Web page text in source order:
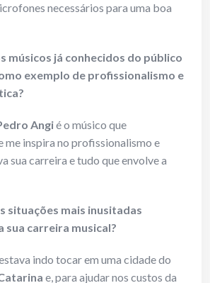
necessários para uma boa
músicos já conhecidos do público
exemplo de profissionalismo e
Angié o músico que
me inspira no profissionalismo e
sua carreira e tudo que envolve a
situações mais inusitadas
sua carreira musical?
indo tocar em uma cidade do
e, para ajudar nos custos da